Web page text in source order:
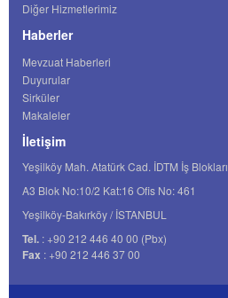
Diğer Hizmetlerimiz
Haberler
Mevzuat Haberleri
Duyurular
Sirküler
Makaleler
İletişim
Yeşilköy Mah. Atatürk Cad. İDTM İş Blokları
A3 Blok No:10/2 Kat:16 Ofis No: 461
Yeşilköy-Bakırköy / İSTANBUL
Tel. : +90 212 446 40 00 (Pbx)
Fax : +90 212 446 37 00